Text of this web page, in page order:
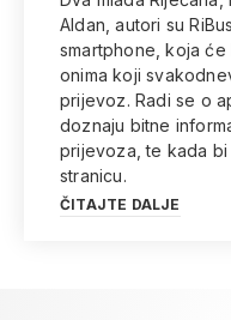
Aldan, autori su
smartphone, koja
onima koji
prijevoz. Radi se o
doznaju bitne
prijevoza, te kada
stranicu.
ČITAJTE DALJE